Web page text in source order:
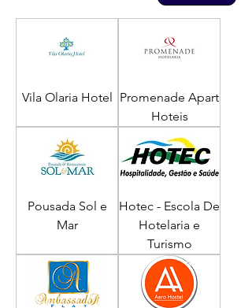
Vila Olaria Hotel Promenade Apart
Hoteis
Pousada Sol e
Mar
Hotec - Escola De
Hotelaria e
Turismo